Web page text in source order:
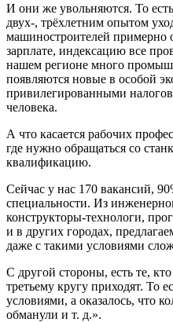
И они же увольняются. То
двух-, трёхлетним опытом
машиностроителей примерно
зарплате, индексацию все
нашем регионе много
появляются новые в особой
привилегированными
человека.
А что касается рабочих
где нужно обращаться со
квалификацию.
Сейчас у нас 170 вакансий,
специальности. Из
конструкторы-технологи,
и в других городах,
даже с такими условиями
С другой стороны, есть те,
третьему кругу приходят. То
условиями, а оказалось, что
обманули и т. д.».